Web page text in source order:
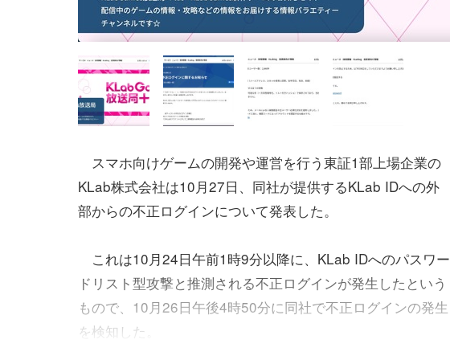
スマホ向けゲームの開発や運営を行う東証1部上場企業の
KLab株式会社は10月27日、同社が提供するKLab IDへの外
部からの不正ログインについて発表した。
これは10月24日午前1時9分以降に、KLab IDへのパスワー
ドリスト型攻撃と推測される不正ログインが発生したという
もので、10月26日午後4時50分に同社で不正ログインの発生
を検知した。